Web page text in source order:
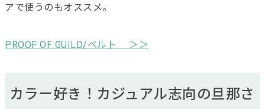
アで使うのもオススメ。
PROOF OF GUILD/ベルト ＞＞
カラー好き！カジュアル志向の旦那さ